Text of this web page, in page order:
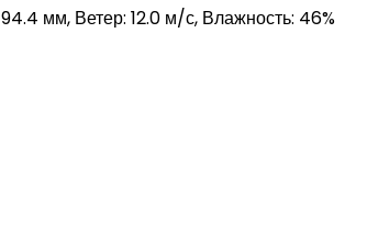
мм, Ветер: 12.0 м/с, Влажность: 46%